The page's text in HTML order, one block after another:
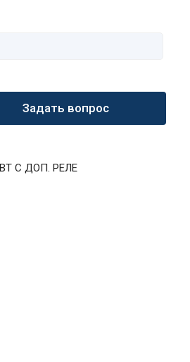
Задать вопрос
С ДОП. РЕЛЕ